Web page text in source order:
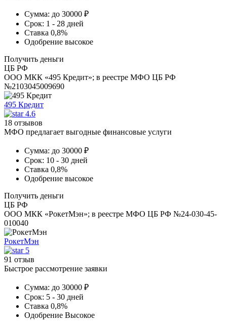
Сумма: до 30000 ₽
Срок: 1 - 28 дней
Ставка 0,8%
Одобрение высокое
Получить деньги
ЦБ РФ
ООО МКК «495 Кредит»; в реестре МФО ЦБ РФ
№2103045009690
495 Кредит
4.6
18 отзывов
МФО предлагает выгодные финансовые услуги
Сумма: до 30000 ₽
Срок: 10 - 30 дней
Ставка 0,8%
Одобрение высокое
Получить деньги
ЦБ РФ
ООО МКК «РокетМэн»; в реестре МФО ЦБ РФ №24-030-45-
010040
РокетМэн
5
91 отзыв
Быстрое рассмотрение заявки
Сумма: до 30000 ₽
Срок: 5 - 30 дней
Ставка 0,8%
Одобрение Высокое